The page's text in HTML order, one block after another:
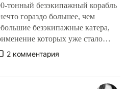
тонный безэкипажный корабль
гораздо большее, чем
безэкипажные катера,
которых уже стало
Задача по созданию
корабля очень сложна и
радикально поднимет
2 комментария